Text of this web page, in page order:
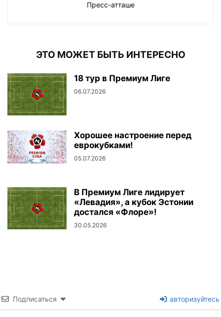
Пресс-атташе
ЭТО МОЖЕТ БЫТЬ ИНТЕРЕСНО
18 тур в Премиум Лиге
06.07.2026
Хорошее настроение перед
еврокубками!
05.07.2026
В Премиум Лиге лидирует
«Левадия», а кубок Эстонии
достался «Флоре»!
30.05.2026
Подписаться авторизуйтесь